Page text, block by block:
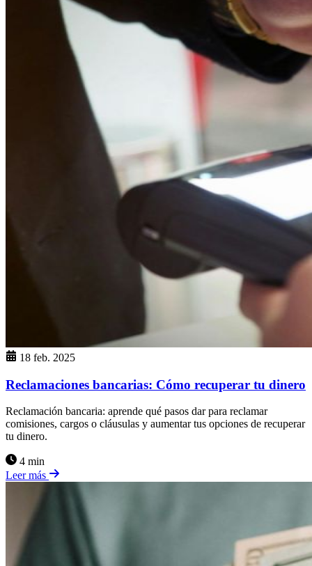
18 feb. 2025
Reclamaciones bancarias: Cómo recuperar tu dinero
Reclamación bancaria: aprende qué pasos dar para reclamar
comisiones, cargos o cláusulas y aumentar tus opciones de recuperar
tu dinero.
4 min
Leer más